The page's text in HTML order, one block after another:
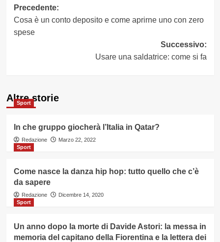
Navigazione
articolo
Precedente:
Cosa è un conto deposito e come aprirne uno con zero
spese
Successivo:
Usare una saldatrice: come si fa
Altre storie
Sport
In che gruppo giocherà l’Italia in Qatar?
Redazione
Marzo 22, 2022
Sport
Come nasce la danza hip hop: tutto quello che c’è
da sapere
Redazione
Dicembre 14, 2020
Sport
Un anno dopo la morte di Davide Astori: la messa in
memoria del capitano della Fiorentina e la lettera dei